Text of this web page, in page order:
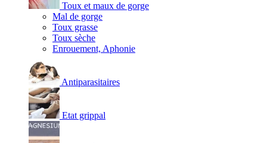
Toux et maux de gorge
Mal de gorge
Toux grasse
Toux sèche
Enrouement, Aphonie
Antiparasitaires
Etat grippal